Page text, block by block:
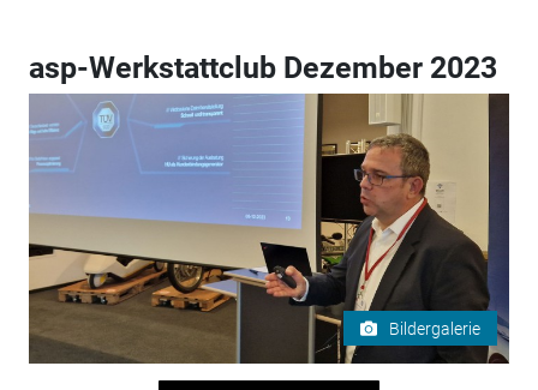
asp-Werkstattclub Dezember 2023
Bildergalerie